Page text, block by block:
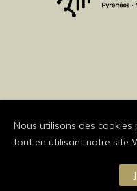
Copyright Brand
Nous utilisons des
tout en utilisant notre site